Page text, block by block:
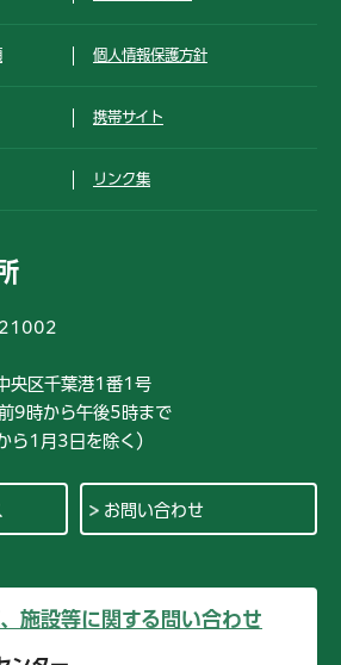
個人情報保護方針
携帯サイト
リンク集
区千葉港1番1号
9時から午後5時まで
ら1月3日を除く）
お問い合わせ
施設等に関する問い合わせ